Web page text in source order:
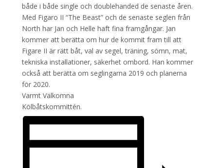
både i både single och doublehanded de senaste åren.
Med Figaro II “The Beast” och de senaste seglen från
North har Jan och Helle haft fina framgångar. Jan
kommer att berätta om hur de kommit fram till att
Figare II är rätt båt, val av segel, träning, sömn, mat,
tekniska installationer, säkerhet ombord. Han kommer
också att berätta om seglingarna 2019 och planerna
för 2020.
Varmt Välkomna
Kölbåtskommittén.